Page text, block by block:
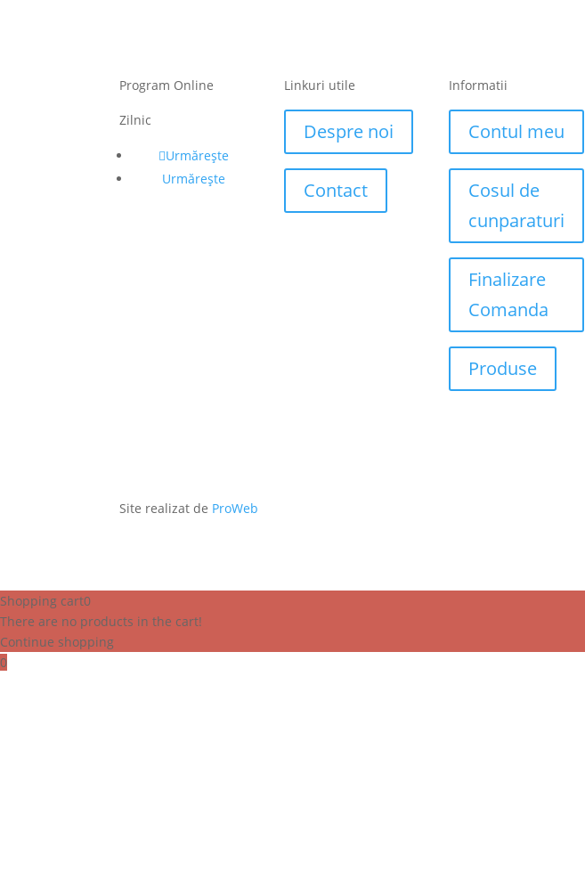
Program Online
Zilnic
Urmărește
Urmărește
Linkuri utile
Despre noi
Contact
Informatii
Contul meu
Cosul de
cunparaturi
Finalizare
Comanda
Produse
Site realizat de ProWeb
Shopping cart0
There are no products in the cart!
Continue shopping
0